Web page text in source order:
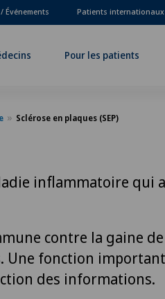
Événements Patients internationaux
Pour les patients
Sclérose en plaques (SEP)
inflammatoire qui
contre la gaine
Une fonction
des informations.